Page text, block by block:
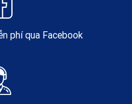
phí qua Facebook